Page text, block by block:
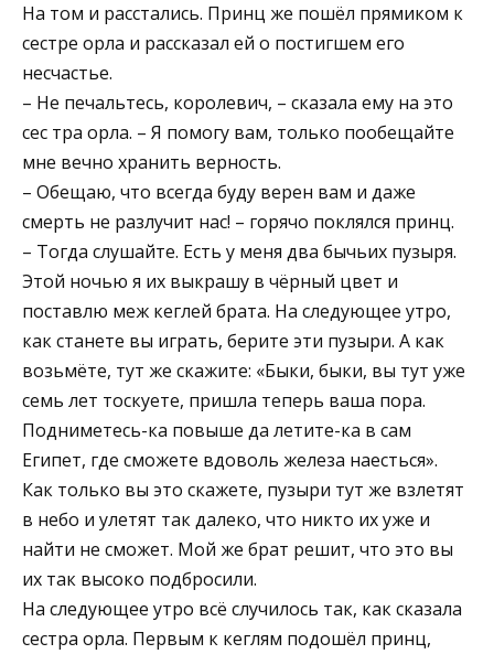
На том и расстались. Принц же пошёл прямиком к
сестре орла и рассказал ей о постигшем его
несчастье.
– Не печальтесь, королевич, – сказала ему на это
сес тра орла. – Я помогу вам, только пообещайте
мне вечно хранить верность.
– Обещаю, что всегда буду верен вам и даже
смерть не разлучит нас! – горячо поклялся принц.
– Тогда слушайте. Есть у меня два бычьих пузыря.
Этой ночью я их выкрашу в чёрный цвет и
поставлю меж кеглей брата. На следующее утро,
как станете вы играть, берите эти пузыри. А как
возьмёте, тут же скажите: «Быки, быки, вы тут уже
семь лет тоскуете, пришла теперь ваша пора.
Подниметесь-ка повыше да летите-ка в сам
Египет, где сможете вдоволь железа наесться».
Как только вы это скажете, пузыри тут же взлетят
в небо и улетят так далеко, что никто их уже и
найти не сможет. Мой же брат решит, что это вы
их так высоко подбросили.
На следующее утро всё случилось так, как сказала
сестра орла. Первым к кеглям подошёл принц,